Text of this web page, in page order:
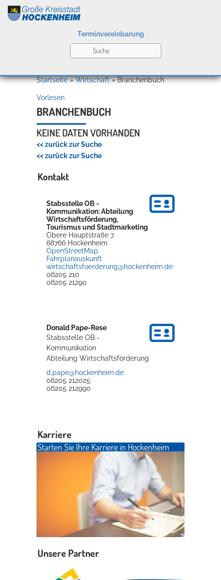
Kultur
Bildung
Rathaus
Service
Terminvereinbarung
Willkommen in Hockenheim
Spaß unter prickelnden Wasserfällen, das rauschende Meer im
Wellenbecken oder doch lieber die pure Entspannung auf der
Sprudelliege im Solebecken?
Startseite»Wirtschaft»Branchenbuch
Vorlesen
BRANCHENBUCH
KEINE DATEN VORHANDEN
<< zurück zur Suche
<< zurück zur Suche
Kontakt
Stabsstelle OB -
Kommunikation: Abteilung
Wirtschaftsförderung,
Tourismus und Stadtmarketing
Obere Hauptstraße 7
68766 Hockenheim
OpenStreetMap
Fahrplanauskunft
wirtschaftsfoerderung@hockenheim.de
06205 210
06205 21290
Donald Pape-Rese
Stabsstelle OB -
Kommunikation
Abteilung Wirtschaftsförderung
d.pape@hockenheim.de
06205 212025
06205 212990
Karriere
Starten Sie Ihre Karriere in Hockenheim
Unsere Partner